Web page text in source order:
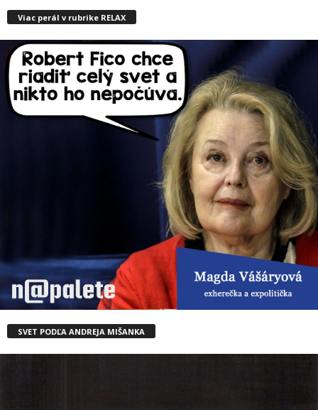
Viac perál v rubrike RELAX
SVET PODĽA ANDREJA MIŠANKA